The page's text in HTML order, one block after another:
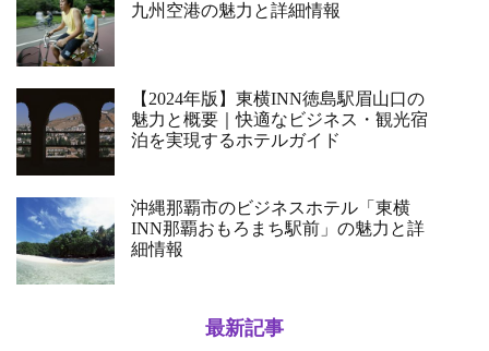
九州空港の魅力と詳細情報
【2024年版】東横INN徳島駅眉山口の
魅力と概要｜快適なビジネス・観光宿
泊を実現するホテルガイド
沖縄那覇市のビジネスホテル「東横
INN那覇おもろまち駅前」の魅力と詳
細情報
最新記事